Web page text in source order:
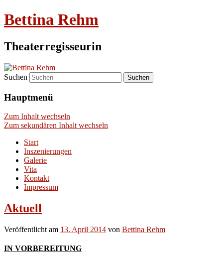
Bettina Rehm
Theaterregisseurin
Suchen
Hauptmenü
Zum Inhalt wechseln
Zum sekundären Inhalt wechseln
Start
Inszenierungen
Galerie
Vita
Kontakt
Impressum
Aktuell
Veröffentlicht am 13. April 2014 von Bettina Rehm
IN VORBEREITUNG